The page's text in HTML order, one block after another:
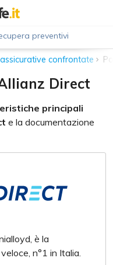
preventivi
confrontate
Direct
principali
e la documentazione
è la
n°1 in Italia.